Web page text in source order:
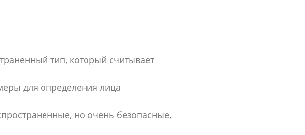
тип, который считывает
для определения лица
но очень безопасные,